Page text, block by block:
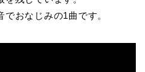
おなじみの1曲です。